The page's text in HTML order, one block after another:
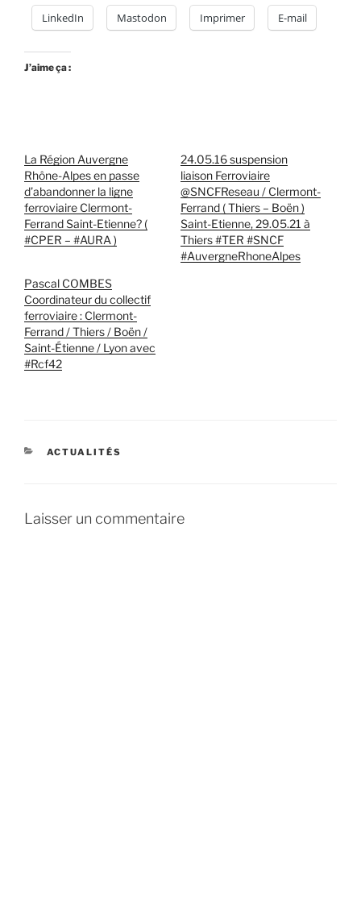
LinkedIn Mastodon Imprimer E-mail
J’aime ça :
La Région Auvergne
Rhône-Alpes en passe
d’abandonner la ligne
ferroviaire Clermont-
Ferrand Saint-Etienne? (
#CPER – #AURA )
24.05.16 suspension
liaison Ferroviaire
@SNCFReseau / Clermont-
Ferrand ( Thiers – Boën )
Saint-Etienne, 29.05.21 à
Thiers #TER #SNCF
#AuvergneRhoneAlpes
Pascal COMBES
Coordinateur du collectif
ferroviaire : Clermont-
Ferrand / Thiers / Boën /
Saint-Étienne / Lyon avec
#Rcf42
CATÉGORIES
ACTUALITÉS
Laisser un commentaire